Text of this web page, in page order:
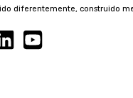
diferentemente, construido